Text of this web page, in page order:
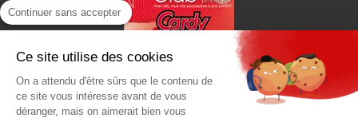
Paiement sécurisé
Continuer sans accepter
Ce site utilise des cookies
On a attendu d'être sûrs que le contenu de
ce site vous intéresse avant de vous
déranger, mais on aimerait bien vous